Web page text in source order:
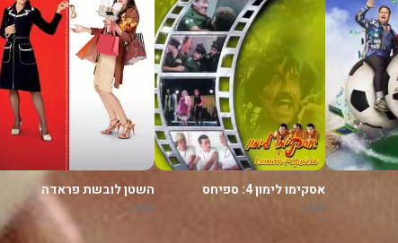
אסקימו לימון 4: ספיחס
1983
השטן לובשת פראדה
2006